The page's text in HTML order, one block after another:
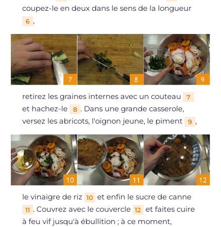
coupez-le en deux dans le sens de la longueur
6 ,
retirez les graines internes avec un couteau 7
et hachez-le 8 . Dans une grande casserole,
versez les abricots, l'oignon jeune, le piment
9 ,
le vinaigre de riz 10 et enfin le sucre de canne
11 . Couvrez avec le couvercle 12
et faites cuire
à feu vif jusqu'à ébullition ; à ce moment,